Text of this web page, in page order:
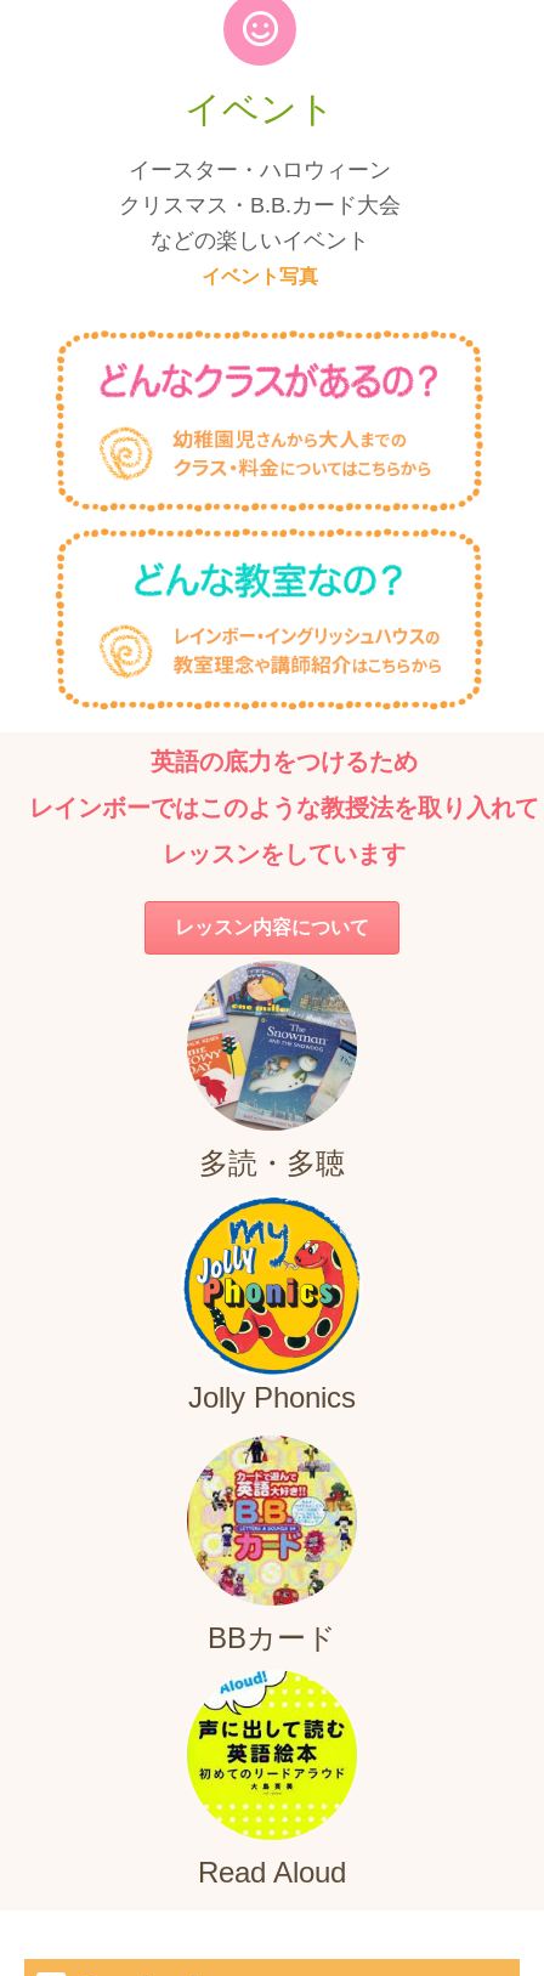
イベント
イースター・ハロウィーン
クリスマス・B.B.カード大会
などの楽しいイベント
イベント写真
英語の底力をつけるため
レインボーではこのような教授法を取り入れて
レッスンをしています
レッスン内容について
多読・多聴
Jolly Phonics
BBカード
Read Aloud